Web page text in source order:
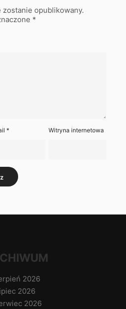
opublikowany.
*
* Witryna internetowa
2026
2026
2026